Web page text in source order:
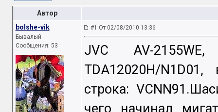
Автор
bolshe-vik
Бывалый
Сообщения: 53
#1 От 02/08/2010 13:36
JVC AV-
TDA12020H/
строка:
чего начинал